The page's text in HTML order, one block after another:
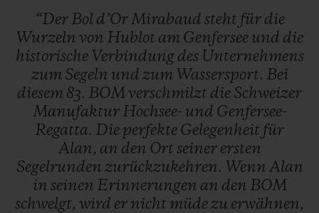
manchmal wegen Windmangels fast zu
ruhig ist – aber auch die Energie des
sturmgepeitschten, enfesselten Wassers,
das Charakteristikum der komplexen
Regatta, in der die Teilnehmer kämpfen.
“Der Bol d’OrMirabaud steht für die
Wurzeln von Hublot am Genfersee und die
historische Verbindung des Unternehmens
zum Segeln und zum Wassersport. Bei
diesem 83. BOM verschmilzt die Schweizer
Manufaktur Hochsee- und Genfersee-
Regatta. Die perfekte Gelegenheit für
Alan, an den Ort seiner ersten
Segelrunden zurückzukehren. Wenn Alan
in seinen Erinnerungen an den BOM
schwelgt, wird er nicht müdezu erwähnen,
EINE BOUTIQUE FINDEN